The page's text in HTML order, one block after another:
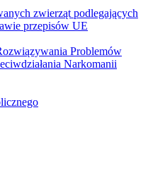
zwierząt podlegających
przepisów UE
Problemów
Narkomanii